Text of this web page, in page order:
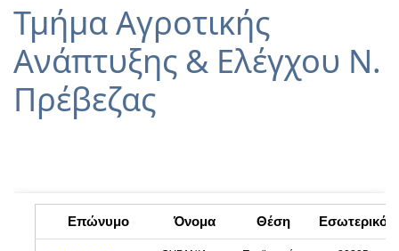
Τμήμα Αγροτικής
Ανάπτυξης & Ελέγχου Ν.
Πρέβεζας